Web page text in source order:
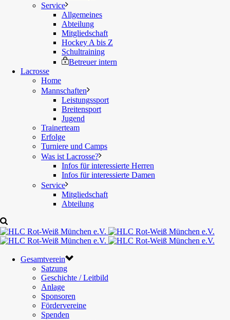
Service
Allgemeines
Abteilung
Mitgliedschaft
Hockey A bis Z
Schultraining
Betreuer intern
Lacrosse
Home
Mannschaften
Leistungssport
Breitensport
Jugend
Trainerteam
Erfolge
Turniere und Camps
Was ist Lacrosse?
Infos für interessierte Herren
Infos für interessierte Damen
Service
Mitgliedschaft
Abteilung
Gesamtverein
Satzung
Geschichte / Leitbild
Anlage
Sponsoren
Fördervereine
Spenden